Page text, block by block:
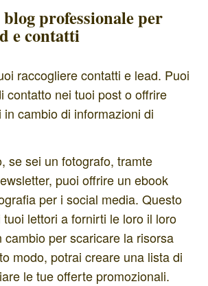
professionale per
e contatti
raccogliere contatti e lead. Puoi
contatto nei tuoi post o offrire
cambio di informazioni di
se sei un fotografo, tramte
puoi offrire un ebook
per i social media. Questo
lettori a fornirti le loro il loro
cambio per scaricare la risorsa
modo, potrai creare una lista di
le tue offerte promozionali.